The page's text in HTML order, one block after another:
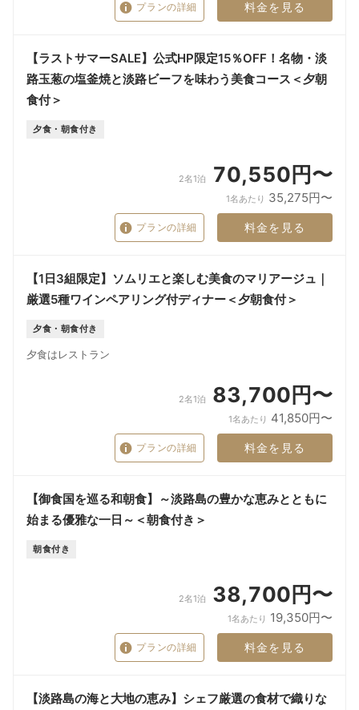
プランの詳細 料金を見る
【ラストサマーSALE】公式HP限定15％OFF！名物・淡
路玉葱の塩釜焼と淡路ビーフを味わう美食コース＜夕朝
食付＞
夕食・朝食付き
2名1泊 70,550円〜
1名あたり 35,275円〜
プランの詳細 料金を見る
【1日3組限定】ソムリエと楽しむ美食のマリアージュ｜
厳選5種ワインペアリング付ディナー＜夕朝食付＞
夕食・朝食付き
夕食はレストラン
2名1泊 83,700円〜
1名あたり 41,850円〜
プランの詳細 料金を見る
【御食国を巡る和朝食】～淡路島の豊かな恵みとともに
始まる優雅な一日～＜朝食付き＞
朝食付き
2名1泊 38,700円〜
1名あたり 19,350円〜
プランの詳細 料金を見る
【淡路島の海と大地の恵み】シェフ厳選の食材で織りな